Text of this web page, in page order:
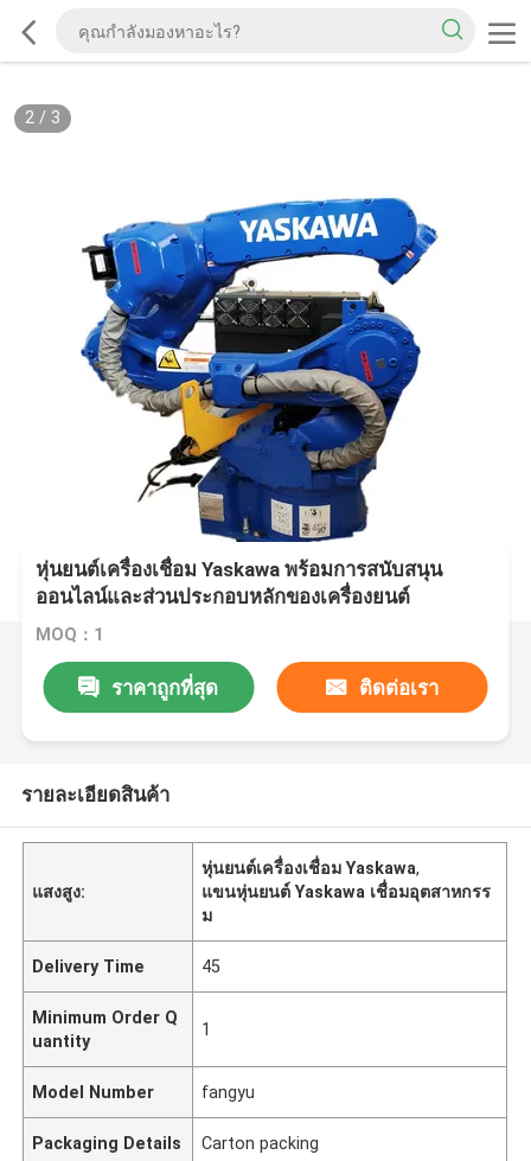
2/ 3
หุ่นยนต์เครื่องเชื่อม Yaskawa พร้อมการสนับสนุน
ออนไลน์และส่วนประกอบหลักของเครื่องยนต์
MOQ：1
ราคาถูกที่สุด ติดต่อเรา
รายละเอียดสินค้า
แสงสูง:
หุ่นยนต์เครื่องเชื่อม Yaskawa,
แขนหุ่นยนต์ Yaskawa เชื่อมอุตสาหกรร
ม
Delivery Time 45
Minimum Order Q
uantity
1
Model Number fangyu
Packaging Details Carton packing